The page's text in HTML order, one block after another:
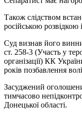
Також слідством
російською розвідкою
Суд визнав його
ст. 258-3 (Участь у
організації) КК
років позбавлення
Засуджений
тимчасово
Донецької області.